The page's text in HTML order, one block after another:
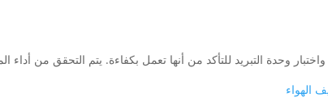
وحدة التبريد للتأكد من أنها تعمل بكفاءة. يتم التحقق من أداء
الهواء